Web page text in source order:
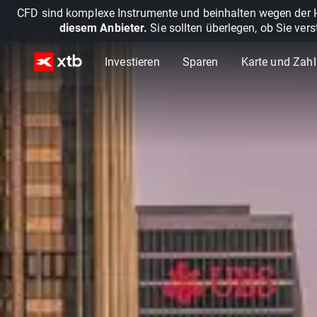
CFD sind komplexe Instrumente und beinhalten wegen
diesem Anbieter. Sie sollten überlegen, ob Sie
Investieren Sparen Karte und